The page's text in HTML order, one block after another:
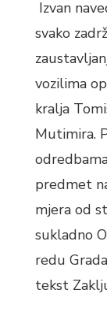
Izvan
svako
vozilima
kralja
Mutimira.
predmet
mjera od
sukladno
redu
tekst